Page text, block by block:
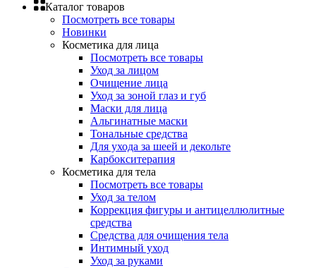
Каталог товаров
Посмотреть все товары
Новинки
Косметика для лица
Посмотреть все товары
Уход за лицом
Очищение лица
Уход за зоной глаз и губ
Маски для лица
Альгинатные маски
Тональные средства
Для ухода за шеей и декольте
Карбокситерапия
Косметика для тела
Посмотреть все товары
Уход за телом
Коррекция фигуры и антицеллюлитные
средства
Средства для очищения тела
Интимный уход
Уход за руками